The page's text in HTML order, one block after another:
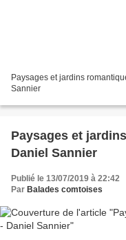
Paysages et jardins
Sannier
Paysages et
Daniel Sannier
Publié le 13/07/2019 à 22:42
Par Balades comtoises